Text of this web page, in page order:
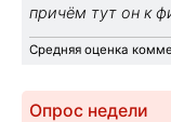
причём тут он к
Средняя оценка
Опрос недели